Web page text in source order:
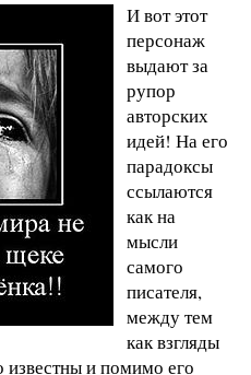
И вот этот
персонаж
выдают за
рупор
авторских
идей! На его
парадоксы
ссылаются
как на
мысли
самого
писателя,
между тем
как взгляды
и помимо его